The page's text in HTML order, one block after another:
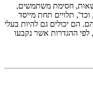
חסימת משתמשים,
תלויים תחת מייסד
הם יכולים גם להיות בעלי
לפי ההגדרות אשר נקבעו